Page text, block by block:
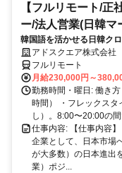
【フルリモート/正
ー/法人営業(日韓
韓国語を活かせる日韓ク
レックス
アドスクエア株式会社
フルリモート
月給230,000円～
勤務時間・曜日: 働き
時間） ・フレックスタ
し）。8:00〜20:00の
仕事内容: 【仕事内容
企業として、日本市場
が大多数）の日本進出
業）ポジ...